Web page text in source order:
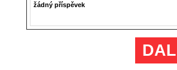
žádný příspěvek